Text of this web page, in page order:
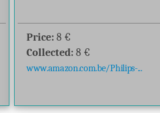
Price: 8 €
Collected: 8 €
www.amazon.com.be/Philips-...